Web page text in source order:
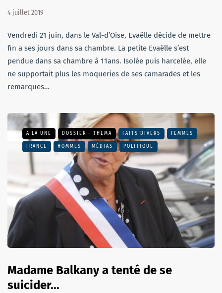
4 juillet 2019
Vendredi 21 juin, dans le Val-d’Oise, Evaëlle décide de mettre
fin a ses jours dans sa chambre. La petite Evaëlle s’est
pendue dans sa chambre à 11ans. Isolée puis harcelée, elle
ne supportait plus les moqueries de ses camarades et les
remarques…
A LA UNE DOSSIER - THEMA FAITS DIVERS FEMMES
FRANCE HOMMES MÉDIAS POLITIQUE
Madame Balkany a tenté de se
suicider...